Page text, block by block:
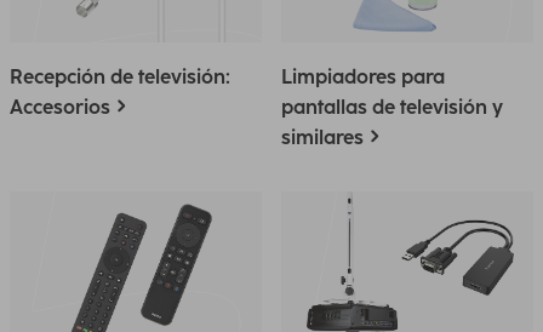
Recepción de televisión:
Accesorios
Limpiadores para
pantallas de televisión y
similares